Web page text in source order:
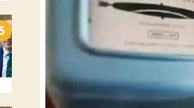
5